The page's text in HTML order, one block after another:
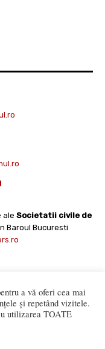
ale Societatii civile de
Baroul Bucuresti
© Copyright 2008 -
a vă oferi cea mai
și repetând vizitele.
utilizarea TOATE